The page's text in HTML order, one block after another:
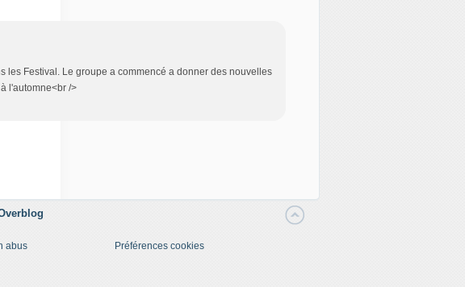
les Festival. Le groupe a commencé a donner des nouvelles
l'automne<br />
abus Préférences cookies